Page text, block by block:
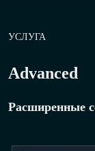
УСЛУГА
Advanced
Расширенные